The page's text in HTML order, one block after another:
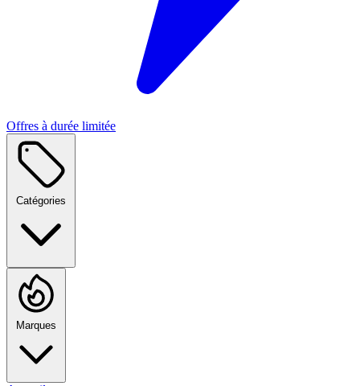
Offres à durée limitée
Catégories
Marques